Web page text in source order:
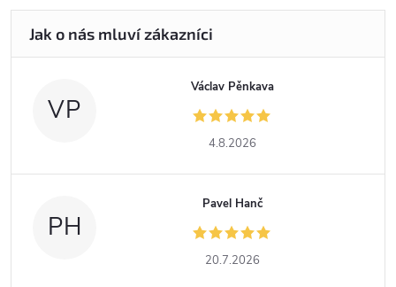
VP
Václav Pěnkava
4.8.2026
PH
Pavel Hanč
20.7.2026